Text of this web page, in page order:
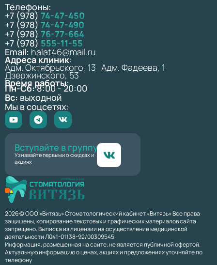
2026 © ООО «Витязь» Стоматологический кабинет «Витязь» Все права
защищены, копирование текстовых и графических материалов сайта
запрещено. Выписка из лицензии на осуществление медицинской
деятельности Л041-01138-92/00309545
Информация, размещенная на сайте, не является публичной офертой.
Актуальную информацию о ценах, акциях и предложениях уточняйте по
телефону
Телефоны:
+7 (978) 74-47-450
+7 (978) 74-47-490
+7 (978) 76-77-664
+7 (978) 555-11-55
Email: halat46@mail.ru
Адреса клиник:
Адм. Октябрьского, 13 Адм. Фадеева, 1
Дзержинского, 53
Время работы:
Пн-Сб:8:00 - 20:00
Вс: выходной
Мы в соцсетях:
Вступайте в группу
Узнавайте первыми о скидках и
акциях